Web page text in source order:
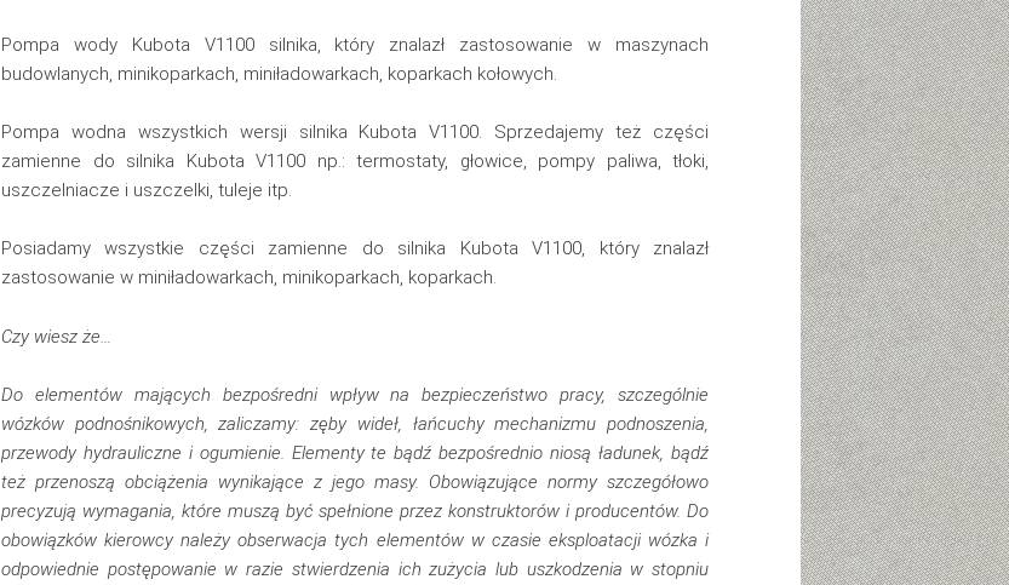
Pompa wody Kubota V1100 silnika, który znalazł zastosowanie w maszynach
budowlanych, minikoparkach, miniładowarkach, koparkach kołowych.
Pompa wodna wszystkich wersji silnika Kubota V1100. Sprzedajemy też części
zamienne do silnika Kubota V1100 np.: termostaty, głowice, pompy paliwa, tłoki,
uszczelniacze i uszczelki, tuleje itp.
Posiadamy wszystkie części zamienne do silnika Kubota V1100, który znalazł
zastosowanie w miniładowarkach, minikoparkach, koparkach.
Czy wiesz że…
Do elementów mających bezpośredni wpływ na bezpieczeństwo pracy, szczególnie
wózków podnośnikowych, zaliczamy: zęby wideł, łańcuchy mechanizmu podnoszenia,
przewody hydrauliczne i ogumienie. Elementy te bądź bezpośrednio niosą ładunek, bądź
też przenoszą obciążenia wynikające z jego masy. Obowiązujące normy szczegółowo
precyzują wymagania, które muszą być spełnione przez konstruktorów i producentów. Do
obowiązków kierowcy należy obserwacja tych elementów w czasie eksploatacji wózka i
odpowiednie postępowanie w razie stwierdzenia ich zużycia lub uszkodzenia w stopniu